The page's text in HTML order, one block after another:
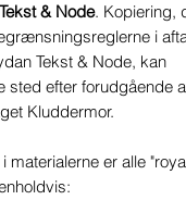
& Node. Kopiering,
i
Tekst & Node, kan
sted efter forudgående
Kluddermor.
materialerne er alle